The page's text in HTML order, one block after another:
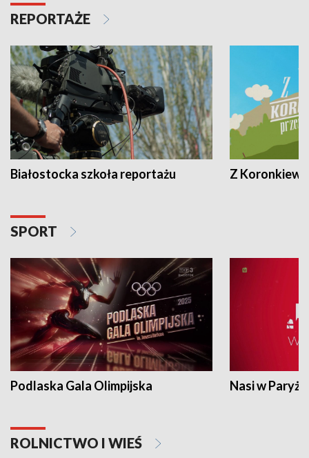
REPORTAŻE
Białostocka szkoła reportażu Z
SPORT
Podlaska Gala Olimpijska Nasi w Paryżu
ROLNICTWO I WIEŚ